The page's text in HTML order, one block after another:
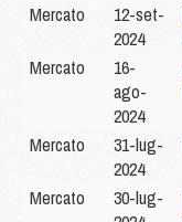
Mercato
12-set-
2024
Mercato
16-
ago-
2024
Mercato
31-lug-
2024
Mercato
30-lug-